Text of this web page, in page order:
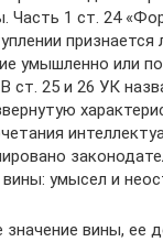
Часть 1 ст. 24
признается
умышленно или по
ст. 25 и 26 УК
умысел и
значение вины, ее